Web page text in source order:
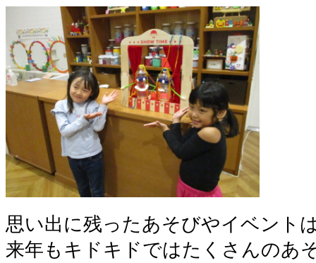
思い出に残ったあそびやイベント
来年もキドキドではたくさんのあ